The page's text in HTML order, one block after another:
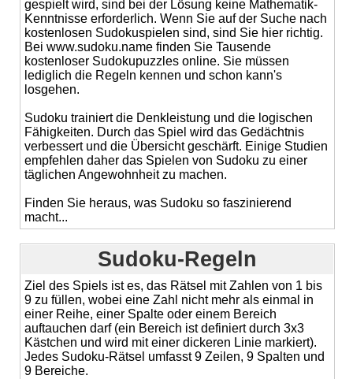
gespielt wird, sind bei der Lösung keine Mathematik-
Kenntnisse erforderlich. Wenn Sie auf der Suche nach
kostenlosen Sudokuspielen sind, sind Sie hier richtig.
Bei www.sudoku.name finden Sie Tausende
kostenloser Sudokupuzzles online. Sie müssen
lediglich die Regeln kennen und schon kann's
losgehen.
Sudoku trainiert die Denkleistung und die logischen
Fähigkeiten. Durch das Spiel wird das Gedächtnis
verbessert und die Übersicht geschärft. Einige Studien
empfehlen daher das Spielen von Sudoku zu einer
täglichen Angewohnheit zu machen.
Finden Sie heraus, was Sudoku so faszinierend
macht...
Sudoku-Regeln
Ziel des Spiels ist es, das Rätsel mit Zahlen von 1 bis
9 zu füllen, wobei eine Zahl nicht mehr als einmal in
einer Reihe, einer Spalte oder einem Bereich
auftauchen darf (ein Bereich ist definiert durch 3x3
Kästchen und wird mit einer dickeren Linie markiert).
Jedes Sudoku-Rätsel umfasst 9 Zeilen, 9 Spalten und
9 Bereiche.